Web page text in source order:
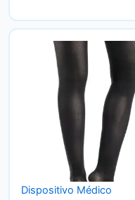
Dispositivo Médico